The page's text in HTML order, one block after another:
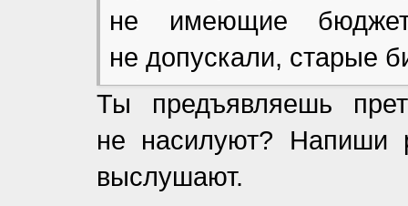
не имеющие
не допускали, старые
Ты предъявляешь
не насилуют? Напиши
выслушают.